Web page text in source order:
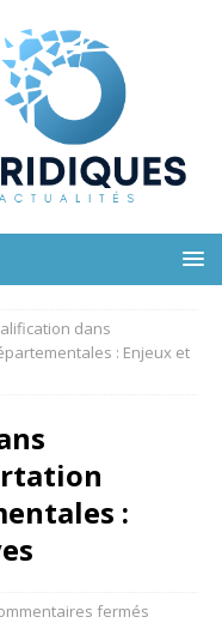
dans
: Enjeux et
:
fermés